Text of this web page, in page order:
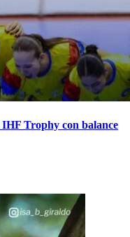
Trophy con balance